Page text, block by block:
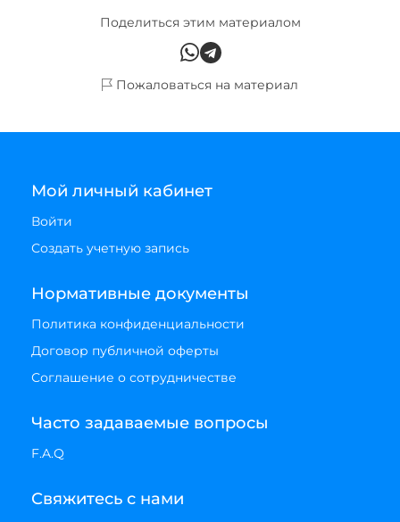
Поделиться этим материалом
Пожаловаться на материал
Мой личный кабинет
Войти
Создать учетную запись
Нормативные документы
Политика конфиденциальности
Договор публичной оферты
Соглашение о сотрудничестве
Часто задаваемые вопросы
F.A.Q
Свяжитесь с нами